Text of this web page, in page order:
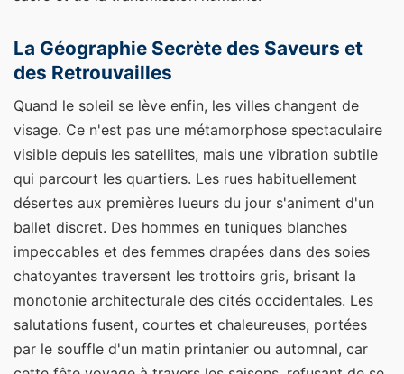
La Géographie Secrète des Saveurs et
des Retrouvailles
Quand le soleil se lève enfin, les villes changent de
visage. Ce n'est pas une métamorphose spectaculaire
visible depuis les satellites, mais une vibration subtile
qui parcourt les quartiers. Les rues habituellement
désertes aux premières lueurs du jour s'animent d'un
ballet discret. Des hommes en tuniques blanches
impeccables et des femmes drapées dans des soies
chatoyantes traversent les trottoirs gris, brisant la
monotonie architecturale des cités occidentales. Les
salutations fusent, courtes et chaleureuses, portées
par le souffle d'un matin printanier ou automnal, car